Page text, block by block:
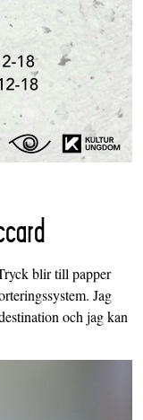
blir till papper
Jag
och jag kan